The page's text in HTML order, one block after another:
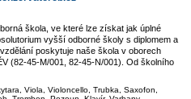
škola, ve které lze získat jak úplné
vyšší odborné školy s diplomem a
poskytuje naše škola v oborech
(82-45-M/001, 82-45-N/001). Od školního
Viola, Violoncello, Trubka, Saxofon,